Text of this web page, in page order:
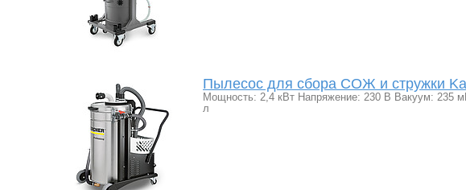
Пылесос для сбора СОЖ и стружки
Мощность: 2,4 кВт Напряжение: 230 В Вакуум: 235
л